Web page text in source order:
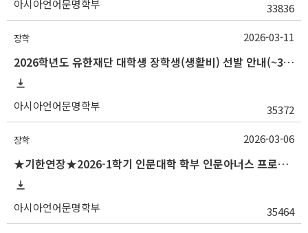
아시아언어문명학부 33836
장학
2026학년도 유한재단 대학생 장학생(생활비) 선발 안내(~3/16 10:00)
아시아언어문명학부 35372
2026-03-11
장학
★기한연장★2026-1학기 인문대학 학부 인문아너스 프로그램 시행 알림(~3/20
아시아언어문명학부 35464
2026-03-06